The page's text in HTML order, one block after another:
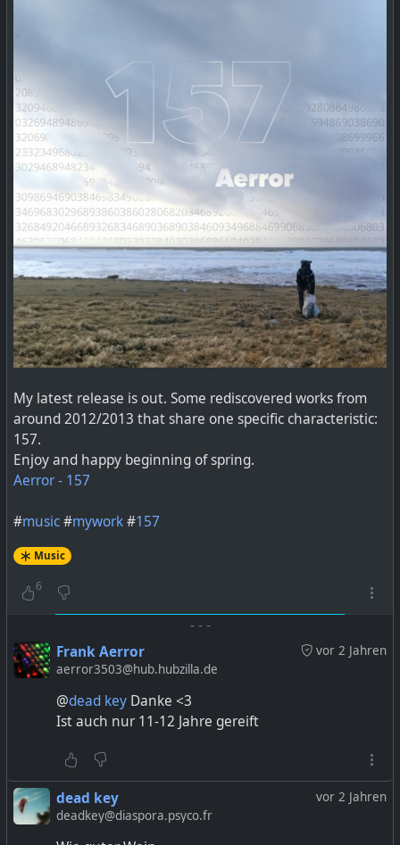
My latest release is out. Some rediscovered works from
around 2012/2013 that share one specific characteristic:
157.
Enjoy and happy beginning of spring.
Aerror - 157
#music#mywork#157
Music
6
- - -
vor 2 Jahren
Frank Aerror
aerror3503@hub.hubzilla.de
@dead keyDanke <3
Ist auch nur 11-12 Jahre gereift
vor 2 Jahren
dead key
deadkey@diaspora.psyco.fr